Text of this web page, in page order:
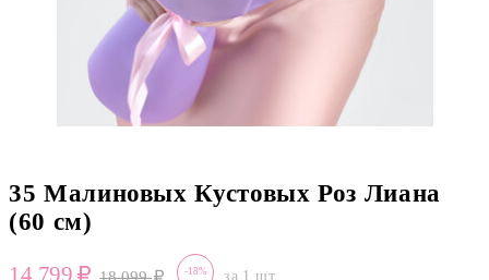
35 Малиновых Кустовых Роз Лиана
(60 см)
14 799 18 099 -18% за 1 шт.